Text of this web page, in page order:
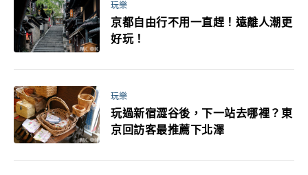
玩樂
京都自由行不用一直趕！遠離人潮更
好玩！
玩樂
玩過新宿澀谷後，下一站去哪裡？東
京回訪客最推薦下北澤